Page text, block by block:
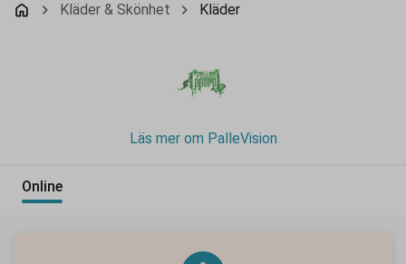
Kläder & Skönhet Kläder
Läs mer om PalleVision
Online